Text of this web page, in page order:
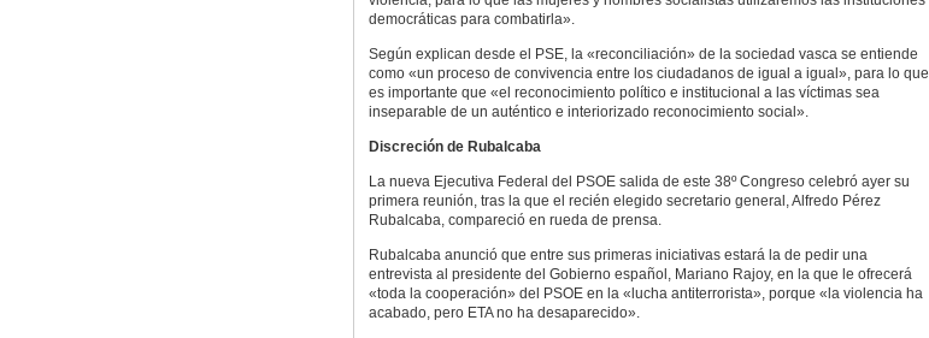
democráticas para combatirla».
Según explican desde el PSE, la «reconciliación» de la sociedad vasca se entiende
como «un proceso de convivencia entre los ciudadanos de igual a igual», para lo que
es importante que «el reconocimiento político e institucional a las víctimas sea
inseparable de un auténtico e interiorizado reconocimiento social».
Discreción de Rubalcaba
La nueva Ejecutiva Federal del PSOE salida de este 38º Congreso celebró ayer su
primera reunión, tras la que el recién elegido secretario general, Alfredo Pérez
Rubalcaba, compareció en rueda de prensa.
Rubalcaba anunció que entre sus primeras iniciativas estará la de pedir una
entrevista al presidente del Gobierno español, Mariano Rajoy, en la que le ofrecerá
«toda la cooperación» del PSOE en la «lucha antiterrorista», porque «la violencia ha
acabado, pero ETA no ha desaparecido».